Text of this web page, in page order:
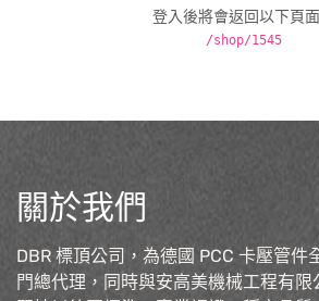
登入後將會返回以下頁面
/shop/1545
關於我們
DBR 標頂公司，為德國 PCC 卡壓管件
門總代理，同時與安高美機械工程有限